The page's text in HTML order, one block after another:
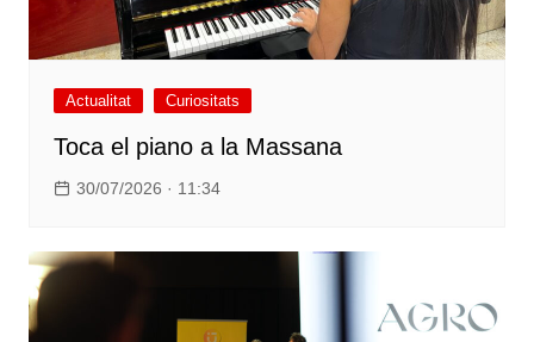
Actualitat Curiositats
Toca el piano a la Massana
30/07/2026 · 11:34